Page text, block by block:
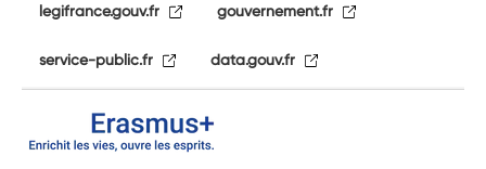
legifrance.gouv.fr gouvernement.fr
service-public.fr data.gouv.fr